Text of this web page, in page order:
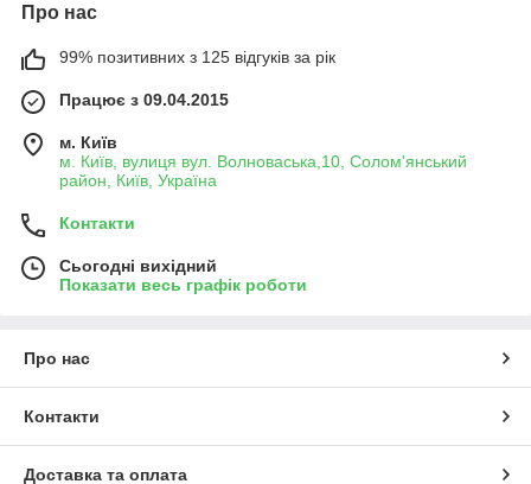
Про нас
99% позитивних з 125 відгуків за рік
Працює з 09.04.2015
м. Київ
м. Київ, вулиця вул. Волноваська,10, Солом'янський
район, Київ, Україна
Контакти
Сьогодні вихідний
Показати весь графік роботи
Про нас
Контакти
Доставка та оплата